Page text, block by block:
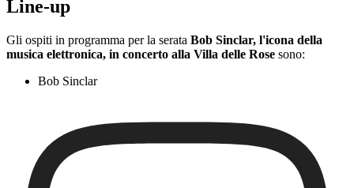
Line-up
Gli ospiti in programma per la serata Bob Sinclar, l'icona della
musica elettronica, in concerto alla Villa delle Rose sono:
Bob Sinclar